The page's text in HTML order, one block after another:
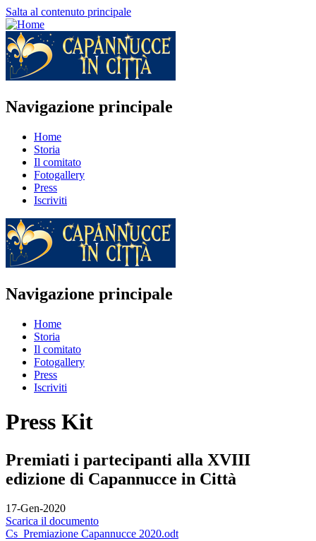
Salta al contenuto principale
Navigazione principale
Home
Storia
Il comitato
Fotogallery
Press
Iscriviti
Navigazione principale
Home
Storia
Il comitato
Fotogallery
Press
Iscriviti
Press Kit
Premiati i partecipanti alla XVIII
edizione di Capannucce in Città
17-Gen-2020
Scarica il documento
Cs_Premiazione Capannucce 2020.odt